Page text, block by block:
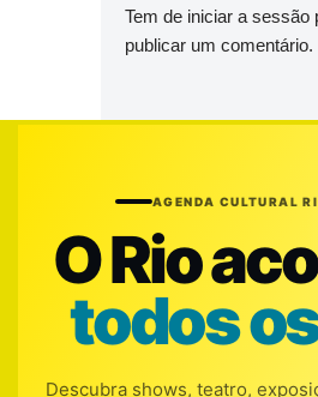
Tem de iniciar a sessão
publicar um comentário.
AGENDA CULTURAL
O Rio
todos
Descubra shows, teatro,